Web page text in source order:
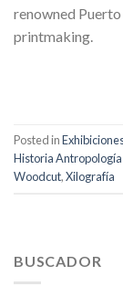
renowned
printmaking.
Posted in
Historia
Woodcut,Xilografía
BUSCADOR